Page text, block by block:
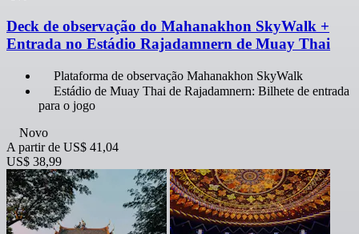
Deck de observação do Mahanakhon SkyWalk +
Entrada no Estádio Rajadamnern de Muay Thai
Plataforma de observação Mahanakhon SkyWalk
Estádio de Muay Thai de Rajadamnern: Bilhete de entrada
para o jogo
Novo
A partir de US$ 41,04
US$ 38,99